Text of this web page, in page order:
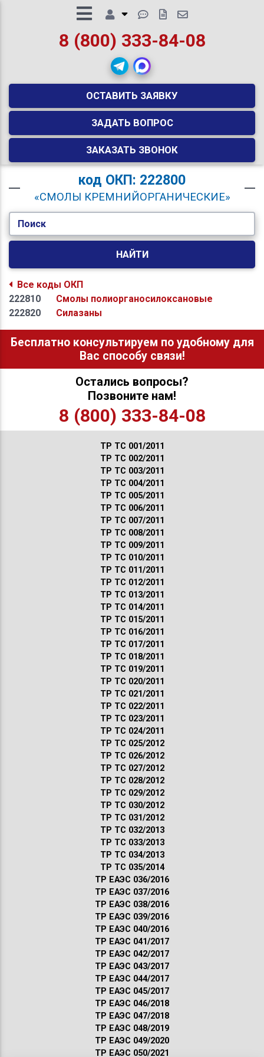
8 (800) 333-84-08
ОСТАВИТЬ ЗАЯВКУ
ЗАДАТЬ ВОПРОС
ЗАКАЗАТЬ ЗВОНОК
код ОКП: 222800
«СМОЛЫ КРЕМНИЙОРГАНИЧЕСКИЕ»
Поиск
НАЙТИ
Все коды ОКП
222810
Смолы полиорганосилоксановые
222820
Силазаны
Бесплатно консультируем по удобному для
Вас способу связи!
Остались вопросы?
Позвоните нам!
8 (800) 333-84-08
ТР ТС 001/2011
ТР ТС 002/2011
ТР ТС 003/2011
ТР ТС 004/2011
ТР ТС 005/2011
ТР ТС 006/2011
ТР ТС 007/2011
ТР ТС 008/2011
ТР ТС 009/2011
ТР ТС 010/2011
ТР ТС 011/2011
ТР ТС 012/2011
ТР ТС 013/2011
ТР ТС 014/2011
ТР ТС 015/2011
ТР ТС 016/2011
ТР ТС 017/2011
ТР ТС 018/2011
ТР ТС 019/2011
ТР ТС 020/2011
ТР ТС 021/2011
ТР ТС 022/2011
ТР ТС 023/2011
ТР ТС 024/2011
ТР ТС 025/2012
ТР ТС 026/2012
ТР ТС 027/2012
ТР ТС 028/2012
ТР ТС 029/2012
ТР ТС 030/2012
ТР ТС 031/2012
ТР ТС 032/2013
ТР ТС 033/2013
ТР ТС 034/2013
ТР ТС 035/2014
ТР ЕАЭС 036/2016
ТР ЕАЭС 037/2016
ТР ЕАЭС 038/2016
ТР ЕАЭС 039/2016
ТР ЕАЭС 040/2016
ТР ЕАЭС 041/2017
ТР ЕАЭС 042/2017
ТР ЕАЭС 043/2017
ТР ЕАЭС 044/2017
ТР ЕАЭС 045/2017
ТР ЕАЭС 046/2018
ТР ЕАЭС 047/2018
ТР ЕАЭС 048/2019
ТР ЕАЭС 049/2020
ТР ЕАЭС 050/2021